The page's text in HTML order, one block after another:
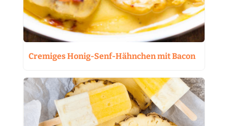
Cremiges Honig-Senf-Hähnchen mit Bacon